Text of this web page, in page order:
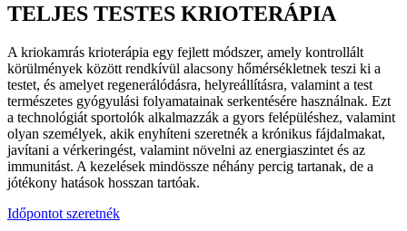
TELJES TESTES KRIOTERÁPIA
A kriokamrás krioterápia egy fejlett módszer, amely kontrollált
körülmények között rendkívül alacsony hőmérsékletnek teszi ki a
testet, és amelyet regenerálódásra, helyreállításra, valamint a test
természetes gyógyulási folyamatainak serkentésére használnak. Ezt
a technológiát sportolók alkalmazzák a gyors felépüléshez, valamint
olyan személyek, akik enyhíteni szeretnék a krónikus fájdalmakat,
javítani a vérkeringést, valamint növelni az energiaszintet és az
immunitást. A kezelések mindössze néhány percig tartanak, de a
jótékony hatások hosszan tartóak.
Időpontot szeretnék